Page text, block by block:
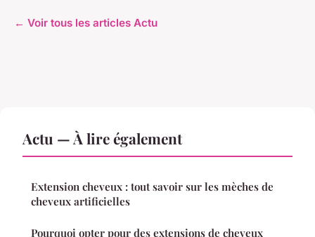
← Voir tous les articles Actu
Actu — À lire également
Extension cheveux : tout savoir sur les mèches de
cheveux artificielles
Pourquoi opter pour des extensions de cheveux